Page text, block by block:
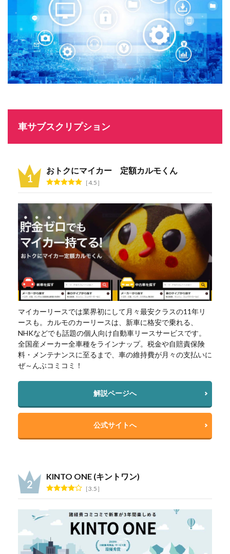
車サブスクリプション
おトクにマイカー 定額カルモくん
4.5
マイカーリースでは業界初にして月々最安クラスの11年リ
ースも。カルモのカーリースは、新車に格安で乗れる、
NHKなどでも話題の個人向け自動車リースサービスです。
全国産メーカー全車種をラインナップ。税金や自賠責保険
料・メンテナンスに至るまで、車の維持費が月々の支払いに
ぜ～んぶコミコミ！
解説ページへ
公式サイトへ
KINTO ONE (キントワン)
3.5